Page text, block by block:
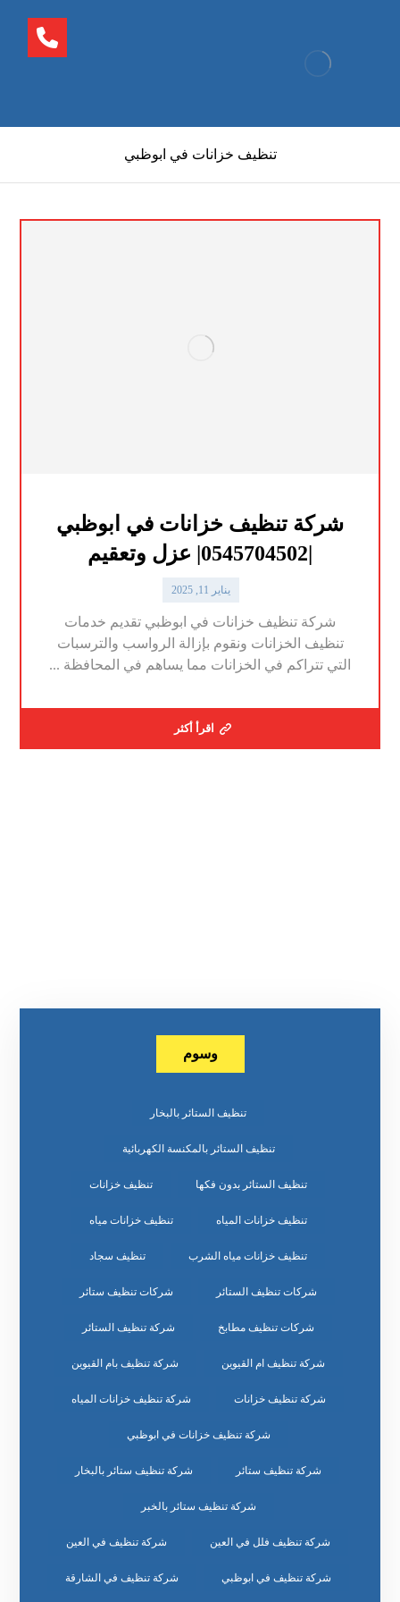
تنظيف خزانات في ابوظبي
شركة تنظيف خزانات في ابوظبي
|0545704502| عزل وتعقيم
يناير 11, 2025
شركة تنظيف خزانات في ابوظبي تقديم خدمات
تنظيف الخزانات ونقوم بإزالة الرواسب والترسبات
التي تتراكم في الخزانات مما يساهم في المحافظة ...
اقرأ أكثر
وسوم
تنظيف الستائر بالبخار
تنظيف الستائر بالمكنسة الكهربائية
تنظيف الستائر بدون فكها تنظيف خزانات
تنظيف خزانات المياه تنظيف خزانات مياه
تنظيف خزانات مياه الشرب تنظيف سجاد
شركات تنظيف الستائر شركات تنظيف ستائر
شركات تنظيف مطابخ شركة تنظيف الستائر
شركة تنظيف ام القيوين شركة تنظيف بام القيوين
شركة تنظيف خزانات شركة تنظيف خزانات المياه
شركة تنظيف خزانات في ابوظبي
شركة تنظيف ستائر شركة تنظيف ستائر بالبخار
شركة تنظيف ستائر بالخبر
شركة تنظيف فلل في العين شركة تنظيف في العين
شركة تنظيف في ابوظبي شركة تنظيف في الشارقة